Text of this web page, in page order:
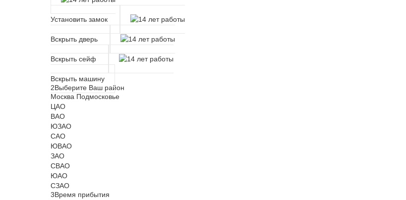
Установить замок
Вскрыть дверь
Вскрыть сейф
Вскрыть машину
2Выберите Ваш район
Москва Подмосковье
ЦАО
ВАО
ЮЗАО
САО
ЮВАО
ЗАО
СВАО
ЮАО
СЗАО
3Время прибытия